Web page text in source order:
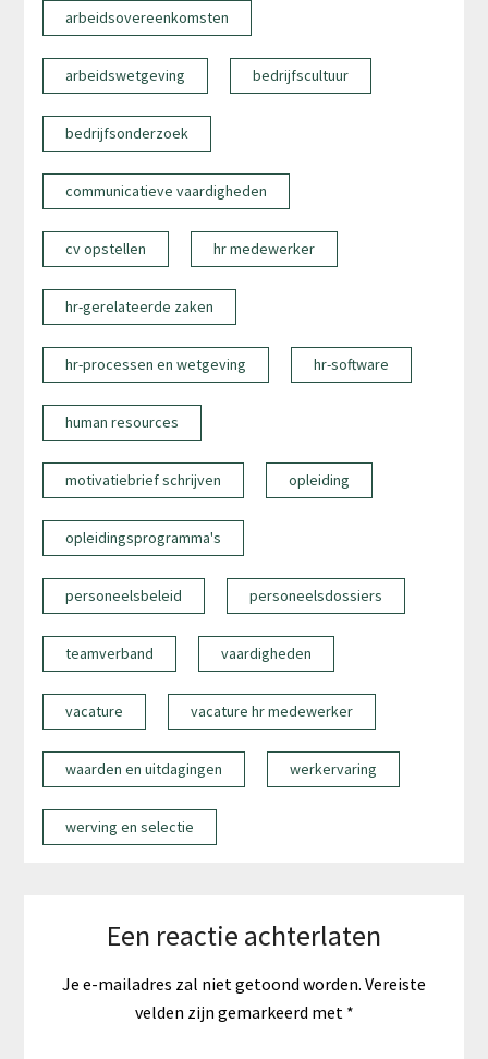
arbeidsovereenkomsten
arbeidswetgeving bedrijfscultuur
bedrijfsonderzoek
communicatieve vaardigheden
cv opstellen hr medewerker
hr-gerelateerde zaken
hr-processen en wetgeving hr-software
human resources
motivatiebrief schrijven opleiding
opleidingsprogramma's
personeelsbeleid personeelsdossiers
teamverband vaardigheden
vacature vacature hr medewerker
waarden en uitdagingen werkervaring
werving en selectie
Een reactie achterlaten
Je e-mailadres zal niet getoond worden. Vereiste
velden zijn gemarkeerd met *